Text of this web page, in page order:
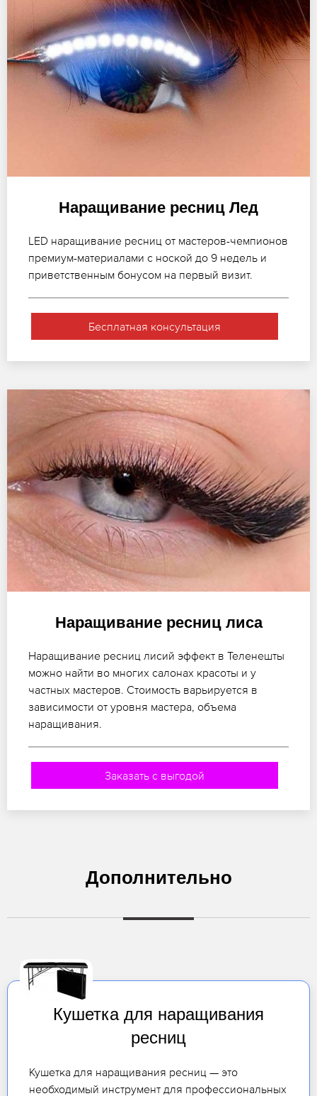
Наращивание ресниц Лед
LED наращивание ресниц от мастеров-чемпионов
премиум-материалами с ноской до 9 недель и
приветственным бонусом на первый визит.
Бесплатная консультация
Наращивание ресниц лиса
Наращивание ресниц лисий эффект в Теленешты
можно найти во многих салонах красоты и у
частных мастеров. Стоимость варьируется в
зависимости от уровня мастера, объема
наращивания.
Заказать с выгодой
Дополнительно
Кушетка для наращивания
ресниц
Кушетка для наращивания ресниц — это
необходимый инструмент для профессиональных